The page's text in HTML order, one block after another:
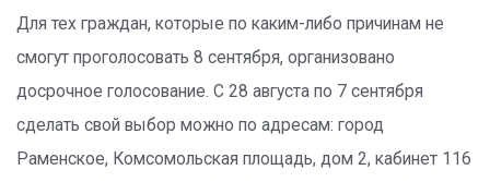
Для тех граждан, которые по каким-либо причинам не
смогут проголосовать 8 сентября, организовано
досрочное голосование. С 28 августа по 7 сентября
сделать свой выбор можно по адресам: город
Раменское, Комсомольская площадь, дом 2, кабинет 116